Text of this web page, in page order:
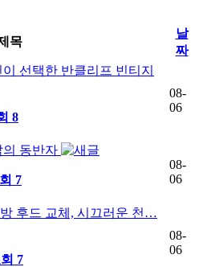
목
날
짜
선택한 반클리프 빈티지
8
08-
06
의 동반자
7
08-
06
후드 교체, 시끄러운 천…
7
08-
06